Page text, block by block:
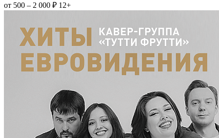
от 500 – 2 000 ₽ 12+